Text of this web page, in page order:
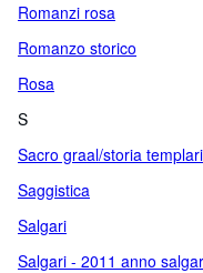
Romanzi rosa
Romanzo storico
Rosa
S
Sacro graal/storia templari
Saggistica
Salgari
Salgari - 2011 anno